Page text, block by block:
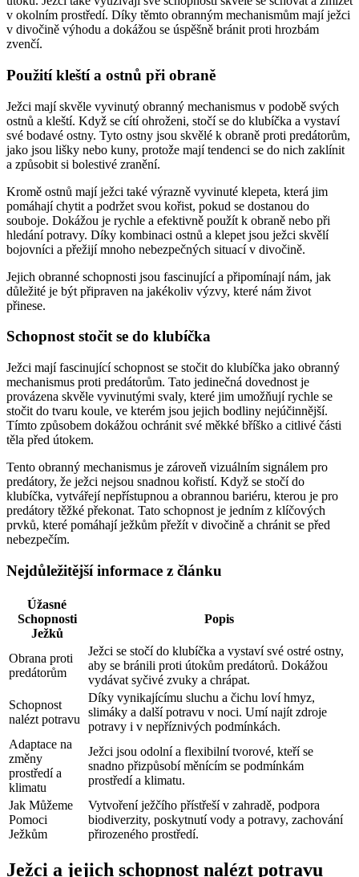
v okolním prostředí. Díky těmto obranným mechanismům mají ježci
v divočině výhodu a dokážou se úspěšně bránit proti hrozbám
zvenčí.
Použití kleští a ostnů při obraně
Ježci mají skvěle vyvinutý obranný mechanismus v podobě svých
ostnů a kleští. Když se cítí ohroženi, stočí se do klubíčka a vystaví
své bodavé ostny. Tyto ostny jsou skvělé k obraně proti predátorům,
jako jsou lišky nebo kuny, protože mají tendenci se do nich zaklínit
a způsobit si bolestivé zranění.
Kromě ostnů mají ježci také výrazně vyvinuté klepeta, která jim
pomáhají chytit a podržet svou kořist, pokud se dostanou do
souboje. Dokážou je rychle a efektivně použít k obraně nebo při
hledání potravy. Díky kombinaci ostnů a klepet jsou ježci skvělí
bojovníci a přežijí mnoho nebezpečných situací v divočině.
Jejich obranné schopnosti jsou fascinující a připomínají nám, jak
důležité je být připraven na jakékoliv výzvy, které nám život
přinese.
Schopnost stočit se do klubíčka
Ježci mají fascinující schopnost se stočit do klubíčka jako obranný
mechanismus proti predátorům. Tato jedinečná dovednost je
provázena skvěle vyvinutými svaly, které jim umožňují rychle se
stočit do tvaru koule, ve kterém jsou jejich bodliny nejúčinnější.
Tímto způsobem dokážou ochránit své měkké bříško a citlivé části
těla před útokem.
Tento obranný mechanismus je zároveň vizuálním signálem pro
predátory, že ježci nejsou snadnou kořistí. Když se stočí do
klubíčka, vytvářejí nepřístupnou a obrannou bariéru, kterou je pro
predátory těžké překonat. Tato schopnost je jedním z klíčových
prvků, které pomáhají ježkům přežít v divočině a chránit se před
nebezpečím.
Nejdůležitější informace z článku
Úžasné
Schopnosti
Ježků
Popis
Obrana proti
predátorům
Ježci se stočí do klubíčka a vystaví své ostré ostny,
aby se bránili proti útokům predátorů. Dokážou
vydávat syčivé zvuky a chrápat.
Schopnost
nalézt potravu
Díky vynikajícímu sluchu a čichu loví hmyz,
slimáky a další potravu v noci. Umí najít zdroje
potravy i v nepříznivých podmínkách.
Adaptace na
změny
prostředí a
klimatu
Ježci jsou odolní a flexibilní tvorové, kteří se
snadno přizpůsobí měnícím se podmínkám
prostředí a klimatu.
Jak Můžeme
Pomoci
Ježkům
Vytvoření ježčího přístřeší v zahradě, podpora
biodiverzity, poskytnutí vody a potravy, zachování
přirozeného prostředí.
Ježci a jejich schopnost nalézt potravu